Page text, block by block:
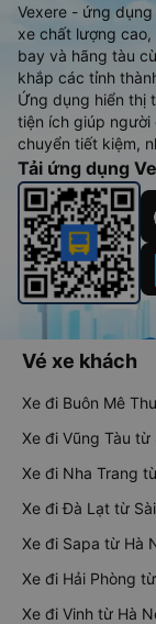
Vexere - ứng
xe chất lượng
bay và hãng tàu
khắp các tỉnh
Ứng dụng hiển thị
tiện ích giúp người
chuyển tiết kiệm,
Tải ứng dụng
Vé xe khách
Xe đi Buôn Mê
Xe đi Vũng Tàu từ
Xe đi Nha Trang
Xe đi Đà Lạt từ
Xe đi Sapa từ Hà
Xe đi Hải Phòng
Xe đi Vinh từ Hà